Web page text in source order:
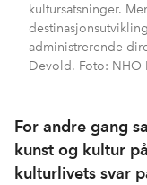
kultursatsninger.
administrerende
Devold. Foto: NHO
For andre gang
kunst og kultur
kulturlivets svar